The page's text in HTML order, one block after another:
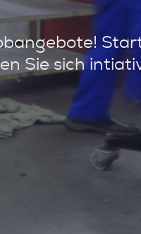
Sie sich